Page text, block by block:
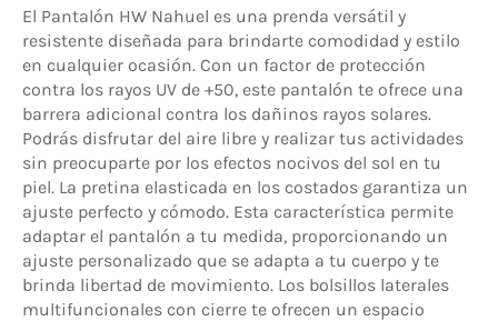
El Pantalón HW Nahuel es una prenda versátil y
resistente diseñada para brindarte comodidad y estilo
en cualquier ocasión. Con un factor de protección
contra los rayos UV de +50, este pantalón te ofrece una
barrera adicional contra los dañinos rayos solares.
Podrás disfrutar del aire libre y realizar tus actividades
sin preocuparte por los efectos nocivos del sol en tu
piel. La pretina elasticada en los costados garantiza un
ajuste perfecto y cómodo. Esta característica permite
adaptar el pantalón a tu medida, proporcionando un
ajuste personalizado que se adapta a tu cuerpo y te
brinda libertad de movimiento. Los bolsillos laterales
multifuncionales con cierre te ofrecen un espacio